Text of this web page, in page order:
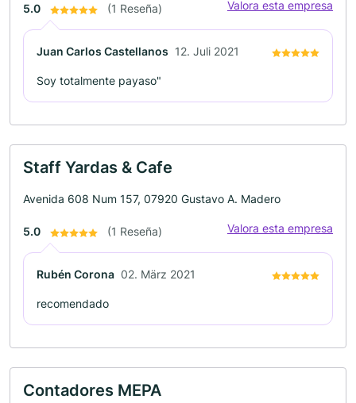
5.0 (1 Reseña) Valora esta empresa
Juan Carlos Castellanos 12. Juli 2021
Soy totalmente payaso"
Staff Yardas & Cafe
Avenida 608 Num 157, 07920 Gustavo A. Madero
5.0 (1 Reseña) Valora esta empresa
Rubén Corona 02. März 2021
recomendado
Contadores MEPA